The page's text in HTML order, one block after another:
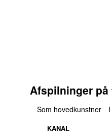
Afspilninger
Som hovedkunstner
KANAL